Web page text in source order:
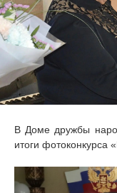
В Доме дружбы
итоги фотоконкурса